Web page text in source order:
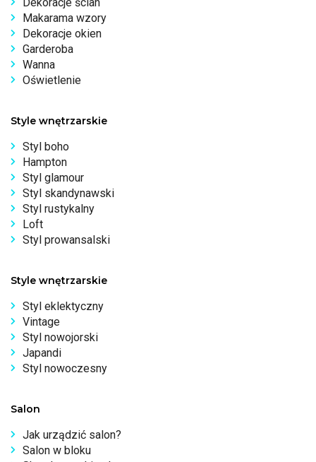
Makarama wzory
Dekoracje okien
Garderoba
Wanna
Oświetlenie
Style wnętrzarskie
Styl boho
Hampton
Styl glamour
Styl skandynawski
Styl rustykalny
Loft
Styl prowansalski
Style wnętrzarskie
Styl eklektyczny
Vintage
Styl nowojorski
Japandi
Styl nowoczesny
Salon
Jak urządzić salon?
Salon w bloku